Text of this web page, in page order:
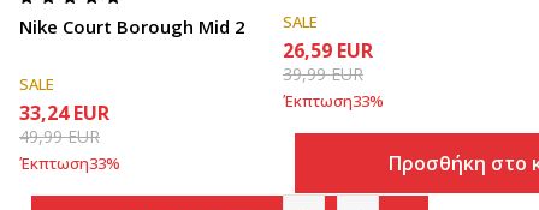
Nike Court Borough Mid 2
SALE
33,24 EUR
49,99EUR
Έκπτωση33%
SALE
26,59 EUR
39,99EUR
Έκπτωση33%
Προσθήκη στο